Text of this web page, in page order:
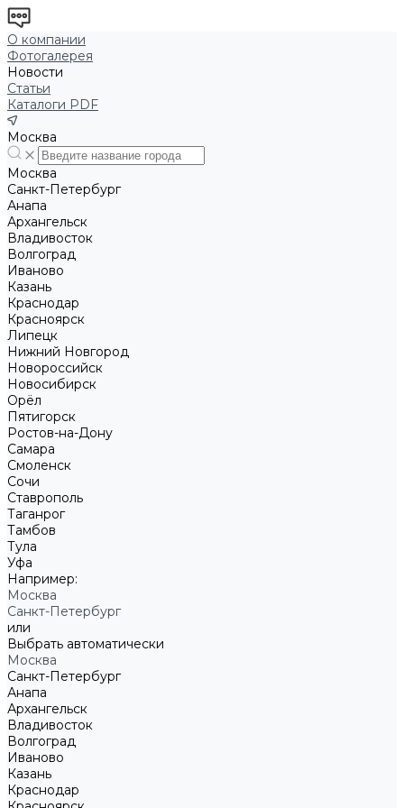
О компании
Фотогалерея
Новости
Статьи
Каталоги PDF
Москва
Москва
Санкт-Петербург
Анапа
Архангельск
Владивосток
Волгоград
Иваново
Казань
Краснодар
Красноярск
Липецк
Нижний Новгород
Новороссийск
Новосибирск
Орёл
Пятигорск
Ростов-на-Дону
Самара
Смоленск
Сочи
Ставрополь
Таганрог
Тамбов
Тула
Уфа
Например:
Москва
Санкт-Петербург
или
Выбрать автоматически
Москва
Санкт-Петербург
Анапа
Архангельск
Владивосток
Волгоград
Иваново
Казань
Краснодар